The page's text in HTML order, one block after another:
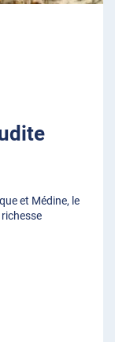
et Médine, le
richesse